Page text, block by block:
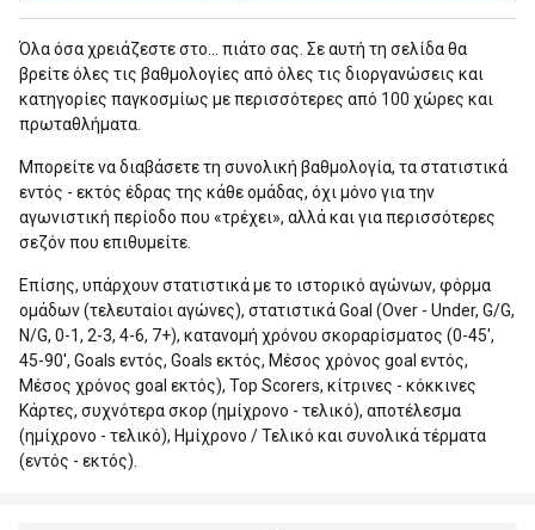
Όλα όσα χρειάζεστε στο... πιάτο σας. Σε αυτή τη σελίδα θα
βρείτε όλες τις βαθμολογίες από όλες τις διοργανώσεις και
κατηγορίες παγκοσμίως με περισσότερες από 100 χώρες και
πρωταθλήματα.
Μπορείτε να διαβάσετε τη συνολική βαθμολογία, τα στατιστικά
εντός - εκτός έδρας της κάθε ομάδας, όχι μόνο για την
αγωνιστική περίοδο που «τρέχει», αλλά και για περισσότερες
σεζόν που επιθυμείτε.
Επίσης, υπάρχουν στατιστικά με το ιστορικό αγώνων, φόρμα
ομάδων (τελευταίοι αγώνες), στατιστικά Goal (Over - Under, G/G,
N/G, 0-1, 2-3, 4-6, 7+), κατανομή χρόνου σκοραρίσματος (0-45',
45-90', Goals εντός, Goals εκτός, Μέσος χρόνος goal εντός,
Μέσος χρόνος goal εκτός), Top Scorers, κίτρινες - κόκκινες
Κάρτες, συχνότερα σκορ (ημίχρονο - τελικό), αποτέλεσμα
(ημίχρονο - τελικό), Ημίχρονο / Τελικό και συνολικά τέρματα
(εντός - εκτός).